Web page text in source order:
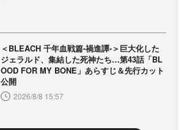
＜BLEACH 千年血戦篇-禍進譚-＞巨大化した
ジェラルド、集結した死神たち…第43話「BL
OOD FOR MY BONE」あらすじ＆先行カット
公開
2026/8/8 15:57